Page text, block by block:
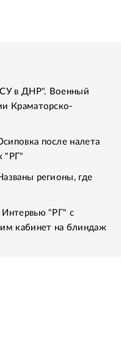
в ДНР". Военный
Краматорско-
после налета
"РГ"
регионы, где
Интервью "РГ" с
кабинет на блиндаж